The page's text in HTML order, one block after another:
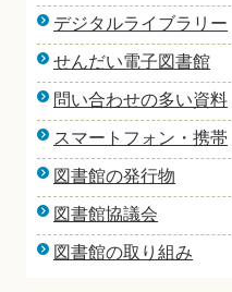
デジタルライブラリー
せんだい電子図書館
問い合わせの多い資料
スマートフォン・携帯
図書館の発行物
図書館協議会
図書館の取り組み